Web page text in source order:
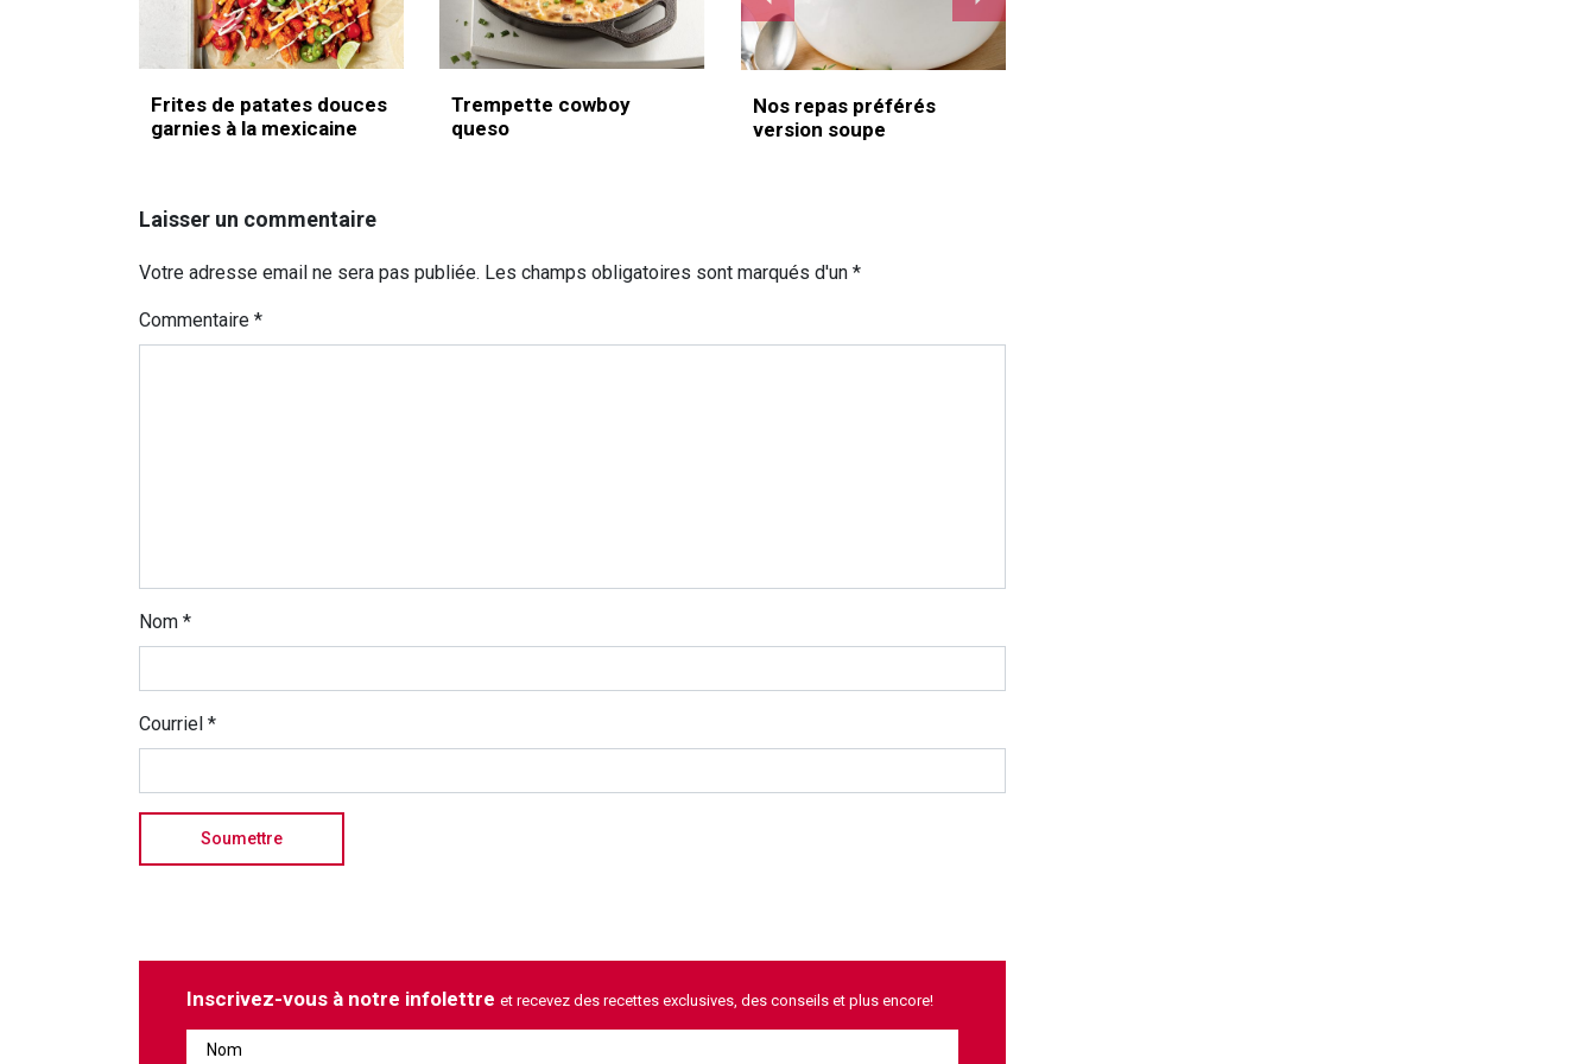
Frites de patates douces
garnies à la mexicaine
Trempette cowboy
queso
Nos repas préférés
version soupe
Laisser un commentaire
Votre adresse email ne sera pas publiée. Les champs obligatoires sont marqués d'un *
Commentaire *
Nom *
Courriel *
Inscrivez-vous à notre infolettre et recevez des recettes exclusives, des conseils et plus encore!